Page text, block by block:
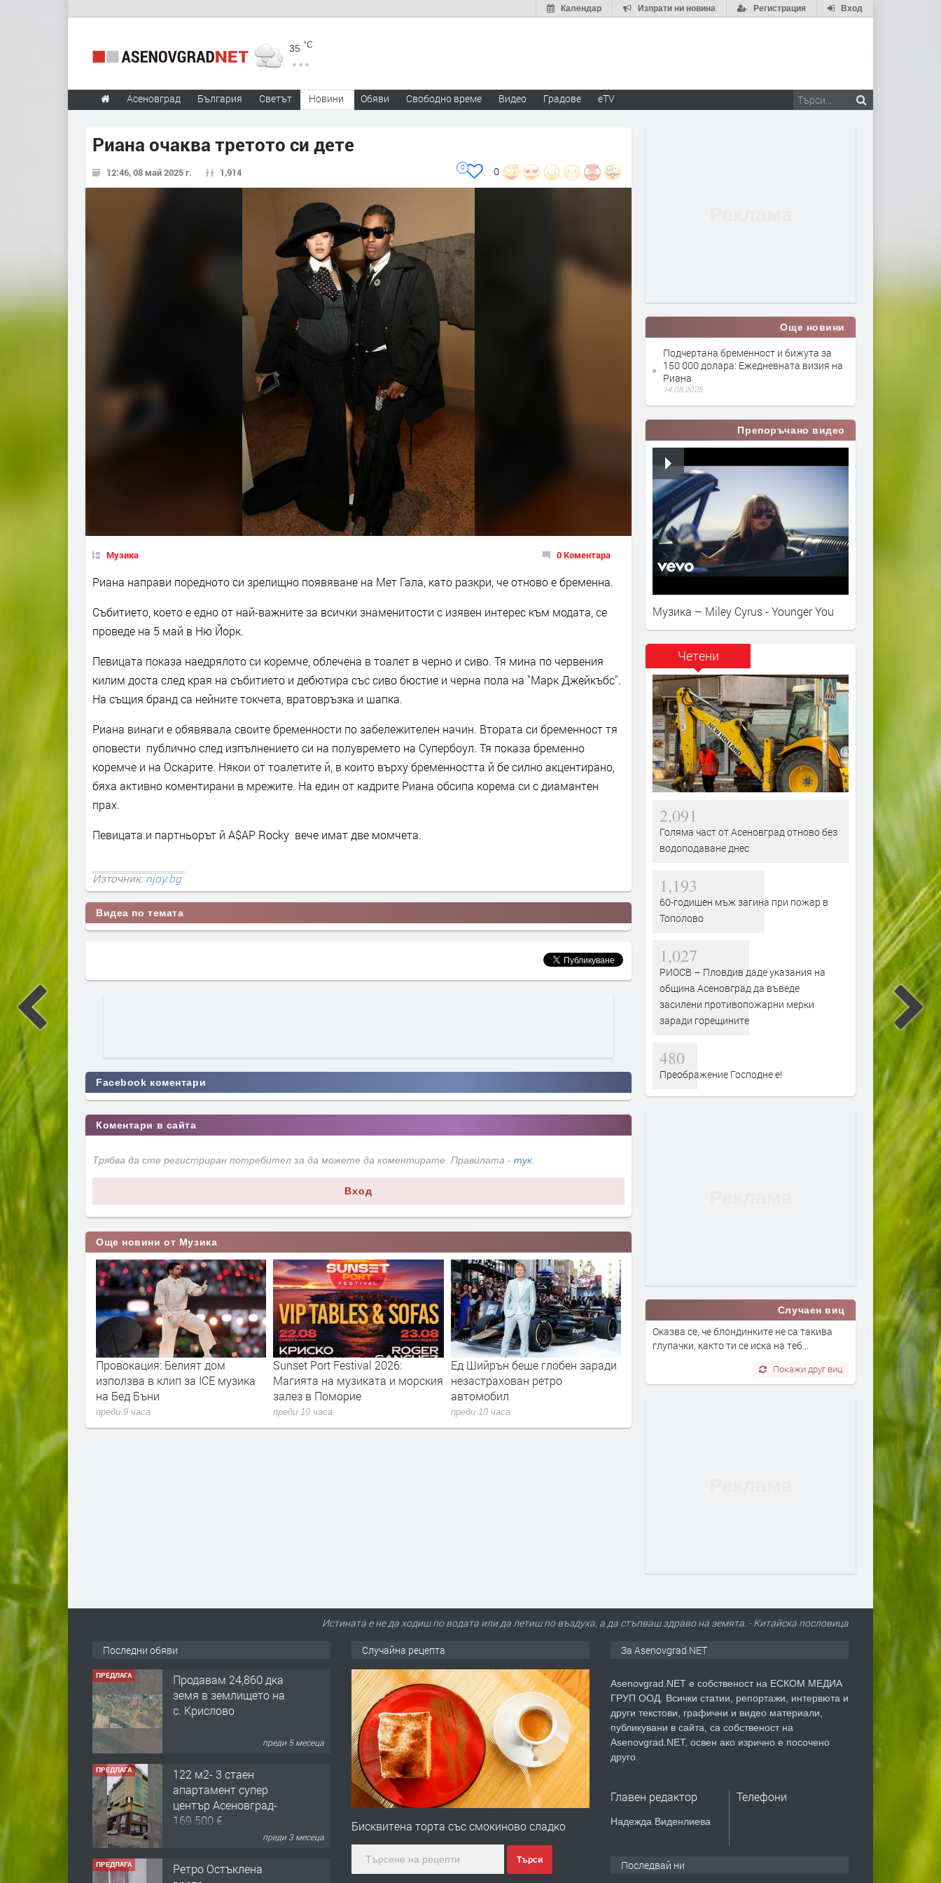
Вход
Регистрация
Изпрати ни новина
Календар
35 °C
Асеновград България Светът Новини Обяви Свободно време Видео Градове eTV
Риана очаква третото си дете
12:46, 08 май 2025 г. 1,914 0
0
Музика 0 Коментара
Риана направи поредното си зрелищно появяване на Мет Гала, като разкри, че отново е бременна.
Събитието, което е едно от най-важните за всички знаменитости с изявен интерес към модата, се
проведе на 5 май в Ню Йорк.
Певицата показа наедрялото си коремче, облечена в тоалет в черно и сиво. Тя мина по червения
килим доста след края на събитието и дебютира със сиво бюстие и черна пола на "Марк Джейкъбс".
На същия бранд са нейните токчета, вратовръзка и шапка.
Риана винаги е обявявала своите бременности по забележителен начин. Втората си бременност тя
оповести публично след изпълнението си на полувремето на Супербоул. Тя показа бременно
коремче и на Оскарите. Някои от тоалетите й, в които върху бременността й бе силно акцентирано,
бяха активно коментирани в мрежите. На един от кадрите Риана обсипа корема си с диамантен
прах.
Певицата и партньорът й A$AP Rocky вече имат две момчета.
Източник:njoy.bg
Видеа по темата
Facebook коментари
Коментари в сайта
Трябва да сте регистриран потребител за да можете да коментирате. Правилата - тук.
Вход
Още новини от Музика
изяви
Провокация: Белият дом
използва в клип за ICE музика
на Бед Бъни
преди 9 часа
Sunset Port Festival 2026:
Магията на музиката и морския
залез в Поморие
преди 10 часа
Ед Шийрън беше глобен заради
незастрахован ретро
автомобил
преди 10 часа
Джаз концертът 100 Miles for
Miles Davis идва в България
Tarja Turunen ни кани на
специалния си акустичен
Още новини
Подчертана бременност и бижута за
150 000 долара: Ежедневната визия на
Риана
14.08.2025
Препоръчано видео
Музика – Miley Cyrus - Younger You
Четени
2,091
Голяма част от Асеновград отново без
водоподаване днес
1,193
60-годишен мъж загина при пожар в
Тополово
1,027
РИОСВ – Пловдив даде указания на
община Асеновград да въведе
засилени противопожарни мерки
заради горещините
480
Преображение Господне е!
Случаен виц
Оказва се, че блондинките не са такива
глупачки, както ти се иска на теб...
Покажи друг виц
Истината е не да ходиш по водата или да летиш по въздуха, а да стъпваш здраво на земята. - Китайскa пословицa
Последни обяви
ПРЕДЛАГА
Продавам 24,860 дка
земя в землището на
с. Крислово
преди 5 месеца
ПРЕДЛАГА
122 м2- 3 стаен
апартамент супер
център Асеновград-
169 500 €.
преди 3 месеца
ПРЕДЛАГА
Ретро Остъклена
Случайна рецепта
Бисквитена торта със смокиново сладко
Търси
За Asenovgrad.NET
Asenovgrad.NET е собственост на ЕСКОМ МЕДИА
ГРУП ООД. Всички статии, репортажи, интервюта и
други текстови, графични и видео материали,
публикувани в сайта, са собственост на
Asenovgrad.NET, освен ако изрично е посочено
друго.
Главен редактор
Надежда Виденлиева
Телефони
Последвай ни